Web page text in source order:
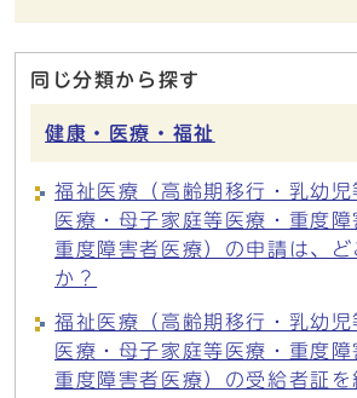
同じ分類から探す
健康・医療・福祉
福祉医療（高齢期移行・乳幼児
医療・母子家庭等医療・重度
重度障害者医療）の申請は、ど
か？
福祉医療（高齢期移行・乳幼児
医療・母子家庭等医療・重度
重度障害者医療）の受給者証を